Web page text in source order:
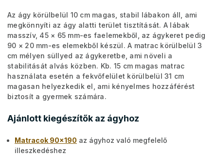
Az ágy körülbelül 10 cm magas, stabil lábakon áll, ami
megkönnyíti az ágy alatti terület tisztítását. A lábak
masszív, 45 × 65 mm-es faelemekből, az ágykeret pedig
90 × 20 mm-es elemekből készül. A matrac körülbelül 3
cm mélyen süllyed az ágykeretbe, ami növeli a
stabilitását alvás közben. Kb. 15 cm magas matrac
használata esetén a fekvőfelület körülbelül 31 cm
magasan helyezkedik el, ami kényelmes hozzáférést
biztosít a gyermek számára.
Ajánlott kiegészítők az ágyhoz
Matracok 90x190 az ágyhoz való megfelelő
illeszkedéshez